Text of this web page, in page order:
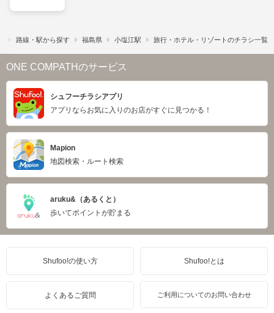
路線・駅から探す 福島県 小塩江駅 旅行・ホテル・リゾートのチラシ一覧
ONE COMPATHのサービス
シュフーチラシアプリ
アプリならお気に入りのお店がすぐに見つかる！
Mapion
地図検索・ルート検索
aruku&（あるくと）
歩いてポイントが貯まる
Shufoo!の使い方 Shufoo!とは
よくあるご質問 ご利用についてのお問い合わせ